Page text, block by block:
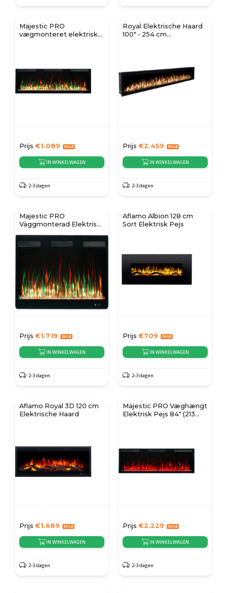
Majestic PRO
vægmonteret elektrisk
Prijs €1.089
IN WINKELWAGEN
2-3 dagen
Royal Elektrische Haard
100" - 254 cm
Prijs €2.459
IN WINKELWAGEN
2-3 dagen
Majestic PRO
Väggmonterad Elektrisk
Prijs €1.719
IN WINKELWAGEN
2-3 dagen
Aflamo Albion 128 cm
Sort Elektrisk Pejs
Prijs €709
IN WINKELWAGEN
2-3 dagen
Aflamo Royal 3D 120 cm
Elektrische Haard
Prijs €1.689
IN WINKELWAGEN
2-3 dagen
Majestic PRO Væghængt
Elektrisk Pejs 84" (213
Prijs €2.229
IN WINKELWAGEN
2-3 dagen